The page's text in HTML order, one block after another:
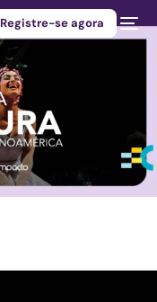
Registre-se agora